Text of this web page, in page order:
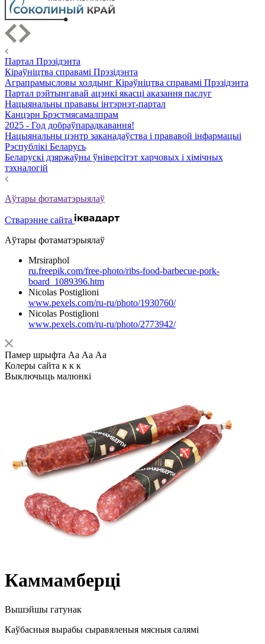
Партал Прэзідэнта
Кіраўніцтва справамі Прэзідэнта
Аграпрамысловы холдынг Кіраўніцтва справамі Прэзідэнта
Партал рэйтынгавай ацэнкі якасці аказання паслуг
Нацыянальны прававы інтэрнэт-партал
Канцэрн Брэстмясамалпрам
2025 - Год добраўпарадкавання!
Нацыянальны цэнтр заканадаўства і прававой інфармацыі
Рэспублікі Беларусь
Беларускі дзяржаўны ўніверсітэт харчовых і хімічных
тэхналогій
Аўтары фотаматэрыялаў
Стварэнне сайта
Аўтары фотаматэрыялаў
Mrsiraphol
ru.freepik.com/free-photo/ribs-food-barbecue-pork-
board_1089396.htm
Nicolas Postiglioni
www.pexels.com/ru-ru/photo/1930760/
Nicolas Postiglioni
www.pexels.com/ru-ru/photo/2773942/
Памер шрыфта Аа Аа Аа
Колеры сайта к к к
Выключыць малюнкі
Каммамберці
Вышэйшы гатунак
Каўбасныя вырабы сыравяленыя мясныя салямі